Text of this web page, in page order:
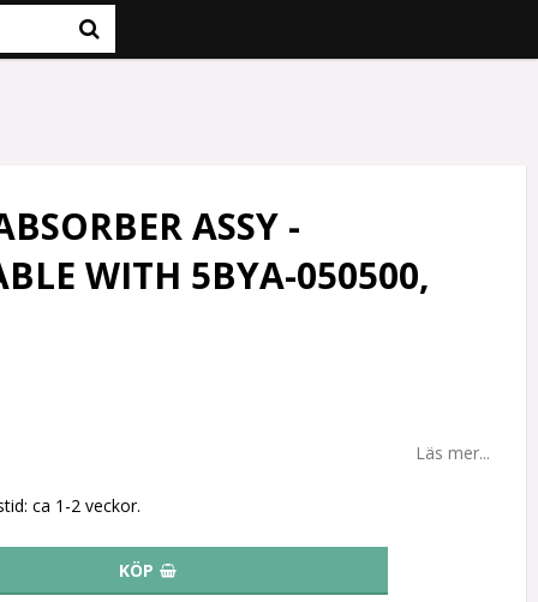
ASSY -
WITH 5BYA-050500,
Läs mer...
ca 1-2 veckor.
KÖP